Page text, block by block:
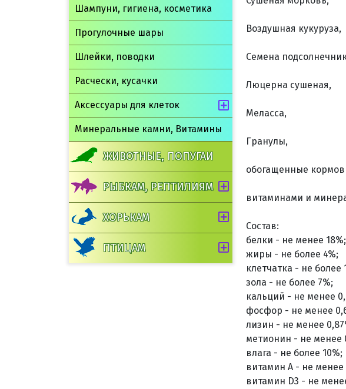
Шампуни, гигиена, косметика
Прогулочные шары
Шлейки, поводки
Расчески, кусачки
Аксессуары для клеток
Минеральные камни, Витамины
ЖИВОТНЫЕ, ПОПУГАИ
РЫБКАМ, РЕПТИЛИЯМ
ХОРЬКАМ
ПТИЦАМ
Воздушная кукуруза,
Семена
Люцерна сушеная,
Меласса,
Гранулы,
обогащенные
витаминами и
Состав:
белки - не менее 18%;
жиры - не более 4%;
клетчатка - не более
зола - не более 7%;
кальций - не менее
фосфор - не менее
лизин - не менее
метионин - не менее
влага - не более 10%;
витамин А - не менее
витамин D3 - не